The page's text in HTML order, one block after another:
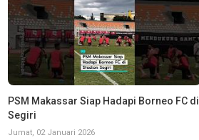
PSM Makassar Siap Hadapi Borneo FC di
Segiri
Jumat, 02 Januari 2026